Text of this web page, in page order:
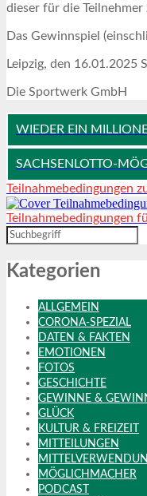
dieser für die
Das Gewinnspiel
Leipzig, den 16.01.2025
Die Sportwerk GmbH
WIEDER EIN
SACHSENLOTTO-
Teilnahmebedingungen
Teilnahmebedingungen
Kategorien
ALLGEMEIN
CORONA-SPEZIAL
DATEN & FAKTEN
EMOTIONEN
FOTOS
GESCHICHTE
GEWINNE &
GLÜCK
KULTUR & FREIZEIT
MITTEILUNGEN
MÖGLICHMACHER
PODCAST